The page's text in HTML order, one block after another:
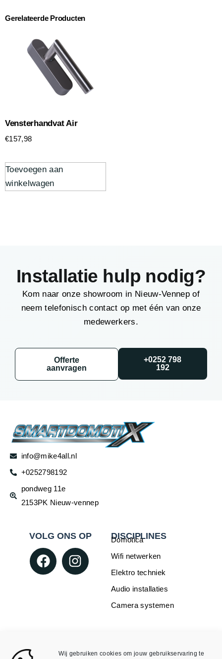
Wij gebruiken cookies om jouw gebruikservaring te
Gerelateerde Producten
Vensterhandvat Air
€157,98
Toevoegen aan
winkelwagen
Installatie hulp nodig?
Kom naar onze showroom in Nieuw-Vennep of
neem telefonisch contact op met één van onze
medewerkers.
Offerte
aanvragen
+0252 798
192
info@mike4all.nl
+0252798192
pondweg 11e
2153PK Nieuw-vennep
VOLG ONS OP DISCIPLINES
Domotica
Wifi netwerken
Elektro techniek
Audio installaties
Camera systemen
Algemene Voorwaarden